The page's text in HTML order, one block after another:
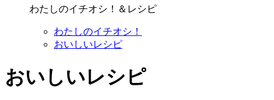
わたしのイチオシ！＆レシピ
わたしのイチオシ！
おいしいレシピ
おいしいレシピ